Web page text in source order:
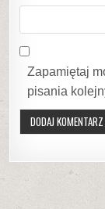
Zapamiętaj
pisania